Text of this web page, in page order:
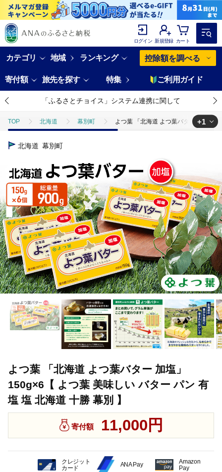
ログイン 新規登録 カート
カテゴリ 地域 ランキング 控除額を調べる
寄付額 旅先を探す 特集 ご利用ガイド
「ふるさとチョイス」システム連携に関して
TOP 北海道 幕別町 よつ葉 「北海道 よつ葉バター 加塩」
TOP
+1
北海道 幕別町
よつ葉 「北海道 よつ葉バター 加塩」
150g×6【 よつ葉 美味しい バター パン 有
塩 塩 北海道 十勝 幕別 】
寄付額 11,000円
クレジット
カード
ANA Pay
Amazon
Pay